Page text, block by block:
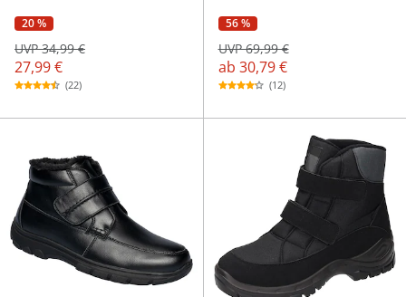
20 %
27,99 €
UVP 34,99 €
(22)
56 %
ab 30,79 €
UVP 69,99 €
(12)